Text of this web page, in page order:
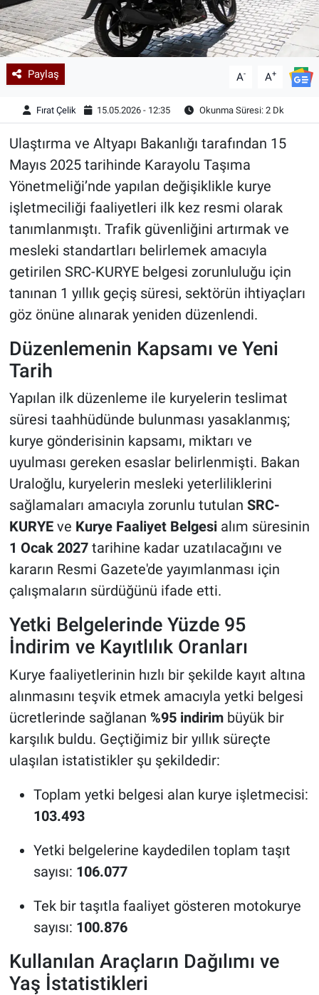
Paylaş A- A+
Fırat Çelik 15.05.2026 - 12:35 Okunma Süresi: 2 Dk
Ulaştırma ve Altyapı Bakanlığı tarafından 15
Mayıs 2025 tarihinde Karayolu Taşıma
Yönetmeliği’nde yapılan değişiklikle kurye
işletmeciliği faaliyetleri ilk kez resmi olarak
tanımlanmıştı. Trafik güvenliğini artırmak ve
mesleki standartları belirlemek amacıyla
getirilen SRC-KURYE belgesi zorunluluğu için
tanınan 1 yıllık geçiş süresi, sektörün ihtiyaçları
göz önüne alınarak yeniden düzenlendi.
Düzenlemenin Kapsamı ve Yeni
Tarih
Yapılan ilk düzenleme ile kuryelerin teslimat
süresi taahhüdünde bulunması yasaklanmış;
kurye gönderisinin kapsamı, miktarı ve
uyulması gereken esaslar belirlenmişti. Bakan
Uraloğlu, kuryelerin mesleki yeterliliklerini
sağlamaları amacıyla zorunlu tutulan SRC-
KURYEve Kurye Faaliyet Belgesialım süresinin
1 Ocak 2027tarihine kadar uzatılacağını ve
kararın Resmi Gazete'de yayımlanması için
çalışmaların sürdüğünü ifade etti.
Yetki Belgelerinde Yüzde 95
İndirim ve Kayıtlılık Oranları
Kurye faaliyetlerinin hızlı bir şekilde kayıt altına
alınmasını teşvik etmek amacıyla yetki belgesi
ücretlerinde sağlanan %95 indirimbüyük bir
karşılık buldu. Geçtiğimiz bir yıllık süreçte
ulaşılan istatistikler şu şekildedir:
Toplam yetki belgesi alan kurye işletmecisi:
103.493
Yetki belgelerine kaydedilen toplam taşıt
sayısı: 106.077
Tek bir taşıtla faaliyet gösteren motokurye
sayısı: 100.876
Kullanılan Araçların Dağılımı ve
Yaş İstatistikleri